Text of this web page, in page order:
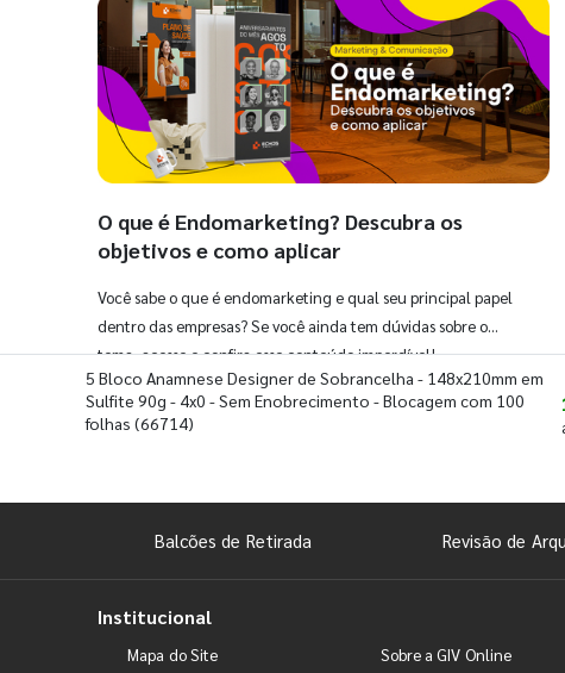
O que é Endomarketing? Descubra os
objetivos e como aplicar
Você sabe o que é endomarketing e qual seu principal papel
dentro das empresas? Se você ainda tem dúvidas sobre o
tema, acesse e confira esse conteúdo imperdível!
5 Bloco Anamnese Designer de Sobrancelha - 148x210mm em
Sulfite 90g - 4x0 - Sem Enobrecimento - Blocagem com 100
folhas (66714)
Balcões de Retirada Revisão de
Institucional
Mapa do Site Sobre a GIV Online